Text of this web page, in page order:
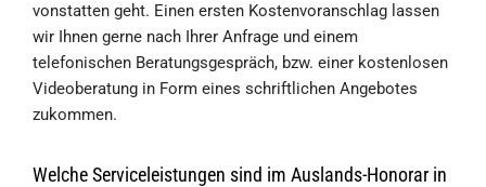
vonstatten geht. Einen ersten Kostenvoranschlag lassen
wir Ihnen gerne nach Ihrer Anfrage und einem
telefonischen Beratungsgespräch, bzw. einer kostenlosen
Videoberatung in Form eines schriftlichen Angebotes
zukommen.
Welche Serviceleistungen sind im Auslands-Honorar in